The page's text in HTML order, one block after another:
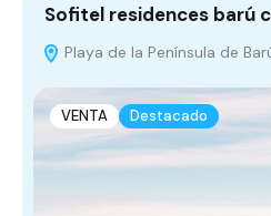
Sofitel residences barú
Playa de la Península de
VENTA Destacado